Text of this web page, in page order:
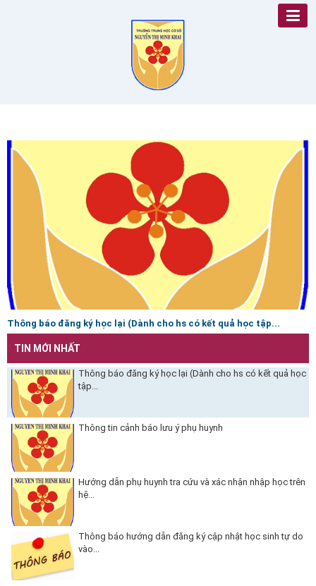
Thông báo đăng ký học lại (Dành cho hs có kết quả học tập...
TIN MỚI NHẤT
Thông báo đăng ký học lại (Dành cho hs có kết quả học
tập...
Thông tin cảnh báo lưu ý phụ huynh
Hướng dẫn phụ huynh tra cứu và xác nhận nhập học trên
hệ...
Thông báo hướng dẫn đăng ký cập nhật học sinh tự do
vào...